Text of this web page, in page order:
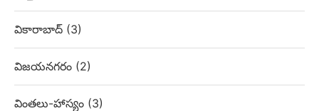
వికారాబాద్ (3)
విజయనగరం (2)
వింతలు-హాస్యం (3)